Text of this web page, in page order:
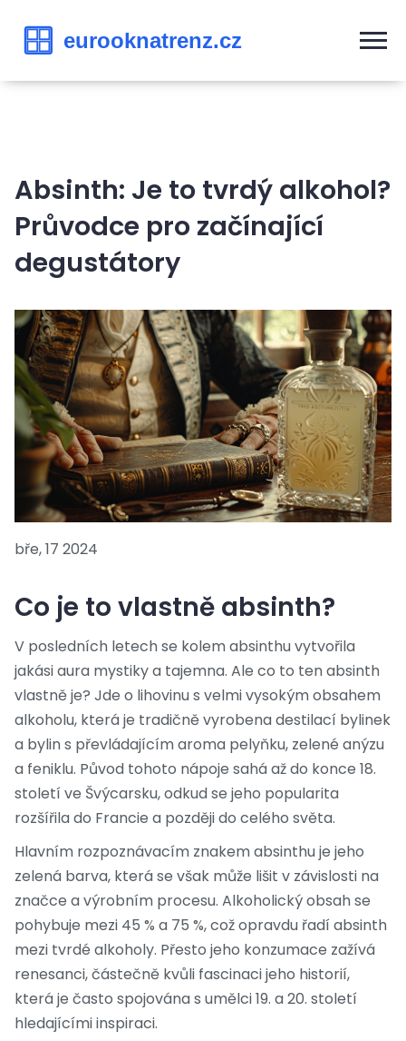
Absinth: Je to tvrdý alkohol?
Průvodce pro začínající
degustátory
bře, 17 2024
Co je to vlastně absinth?
V posledních letech se kolem absinthu vytvořila
jakási aura mystiky a tajemna. Ale co to ten absinth
vlastně je? Jde o lihovinu s velmi vysokým obsahem
alkoholu, která je tradičně vyrobena destilací bylinek
a bylin s převládajícím aroma pelyňku, zelené anýzu
a feniklu. Původ tohoto nápoje sahá až do konce 18.
století ve Švýcarsku, odkud se jeho popularita
rozšířila do Francie a později do celého světa.
Hlavním rozpoznávacím znakem absinthu je jeho
zelená barva, která se však může lišit v závislosti na
značce a výrobním procesu. Alkoholický obsah se
pohybuje mezi 45 % a 75 %, což opravdu řadí absinth
mezi tvrdé alkoholy. Přesto jeho konzumace zažívá
renesanci, částečně kvůli fascinaci jeho historií,
která je často spojována s umělci 19. a 20. století
hledajícími inspiraci.